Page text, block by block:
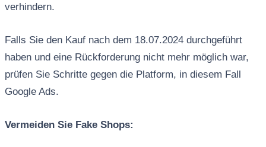
verhindern.
Falls Sie den Kauf nach dem 18.07.2024 durchgeführt
haben und eine Rückforderung nicht mehr möglich war,
prüfen Sie Schritte gegen die Platform, in diesem Fall
Google Ads.
Vermeiden Sie Fake Shops: